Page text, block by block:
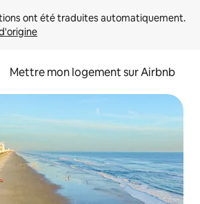
Mettre mon logement sur Airbnb